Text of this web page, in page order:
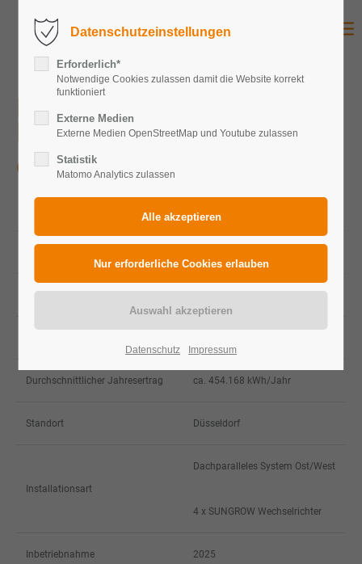
Heinrich-Heine-Universität
Düsseldorf
Gewerbe
Modulanzahl
Durchschnittlicher Jahresertrag ca. 454.168 kWh/Jahr
Standort Düsseldorf
Installationsart
Dachparalleles System Ost/West
4 x SUNGROW Wechselrichter
Inbetriebnahme 2025
Datenschutzeinstellungen
Erforderlich*
Notwendige Cookies zulassen damit die Website korrekt
funktioniert
Externe Medien
Externe Medien OpenStreetMap und Youtube zulassen
Statistik
Matomo Analytics zulassen
Datenschutz Impressum